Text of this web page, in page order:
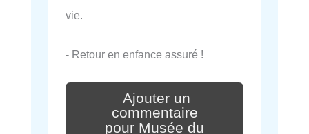
vie.
- Retour en enfance assuré !
Ajouter un
commentaire
pour Musée du